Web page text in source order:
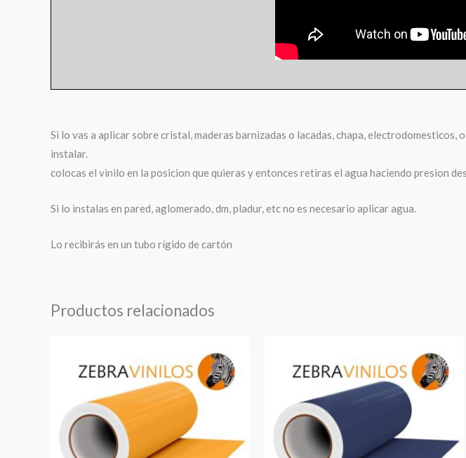
Si lo vas a aplicar sobre cristal, maderas barnizadas o lacadas, chapa,
instalar.
colocas el vinilo en la posicion que quieras y entonces retiras el agua haciendo presion
Si lo instalas en pared, aglomerado, dm, pladur, etc no es necesario aplicar agua.
Lo recibirás en un tubo rígido de cartón
Productos relacionados
Rango
de
precios:
desde
de
desde